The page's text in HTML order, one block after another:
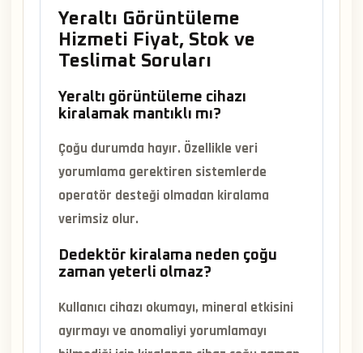
Yeraltı Görüntüleme
Hizmeti Fiyat, Stok ve
Teslimat Soruları
Yeraltı görüntüleme cihazı
kiralamak mantıklı mı?
Çoğu durumda hayır. Özellikle veri
yorumlama gerektiren sistemlerde
operatör desteği olmadan kiralama
verimsiz olur.
Dedektör kiralama neden çoğu
zaman yeterli olmaz?
Kullanıcı cihazı okumayı, mineral etkisini
ayırmayı ve anomaliyi yorumlamayı